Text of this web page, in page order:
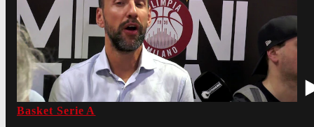
Basket Serie A